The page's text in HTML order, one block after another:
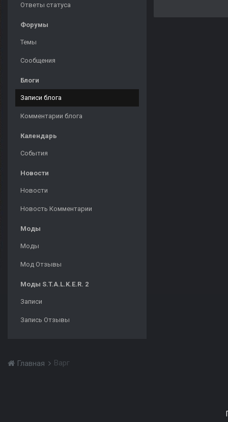
Ответы статуса
Форумы
Темы
Сообщения
Блоги
Записи блога
Комментарии блога
Календарь
События
Новости
Новости
Новость Комментарии
Моды
Моды
Мод Отзывы
Моды S.T.A.L.K.E.R. 2
Записи
Запись Отзывы
Главная Варг